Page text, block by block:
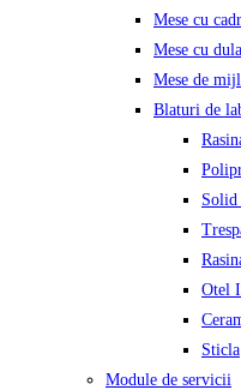
Mese cu
Mese cu
Mese de
Blaturi de
Solid
Otel
Sticla
Module de servicii